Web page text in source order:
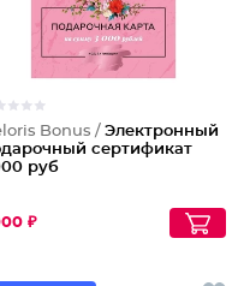
Bonus / Электронный
сертификат
руб
₽